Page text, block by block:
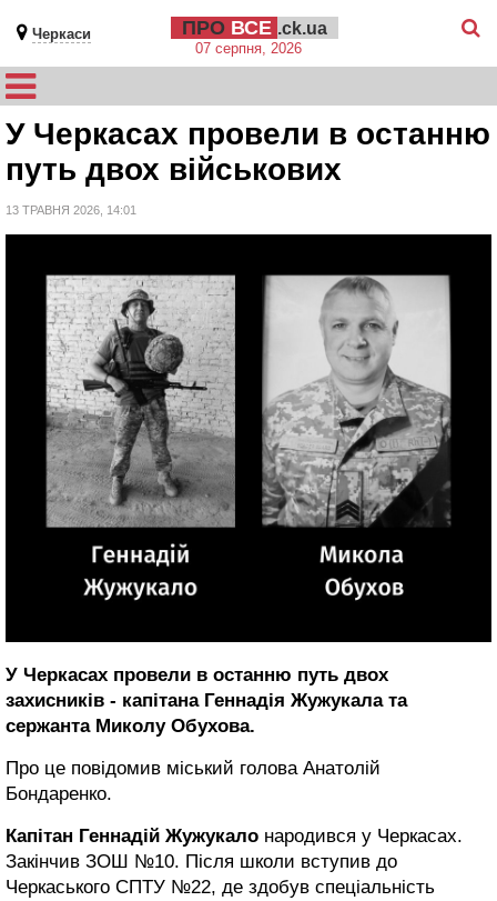
Черкаси ПРО ВСЕ .ck.ua
07 серпня, 2026
У Черкасах провели в останню
путь двох військових
13 ТРАВНЯ 2026, 14:01
У Черкасах провели в останню путь двох
захисників - капітана Геннадія Жужукала та
сержанта Миколу Обухова.
Про це повідомив міський голова Анатолій
Бондаренко.
Капітан Геннадій Жужукало народився у Черкасах.
Закінчив ЗОШ №10. Після школи вступив до
Черкаського СПТУ №22, де здобув спеціальність